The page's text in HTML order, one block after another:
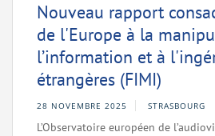
Nouveau rapport
de l'Europe à la
l’information et à
étrangères (FIMI)
28 NOVEMBRE 2025 STRASBOURG
L’Observatoire européen de